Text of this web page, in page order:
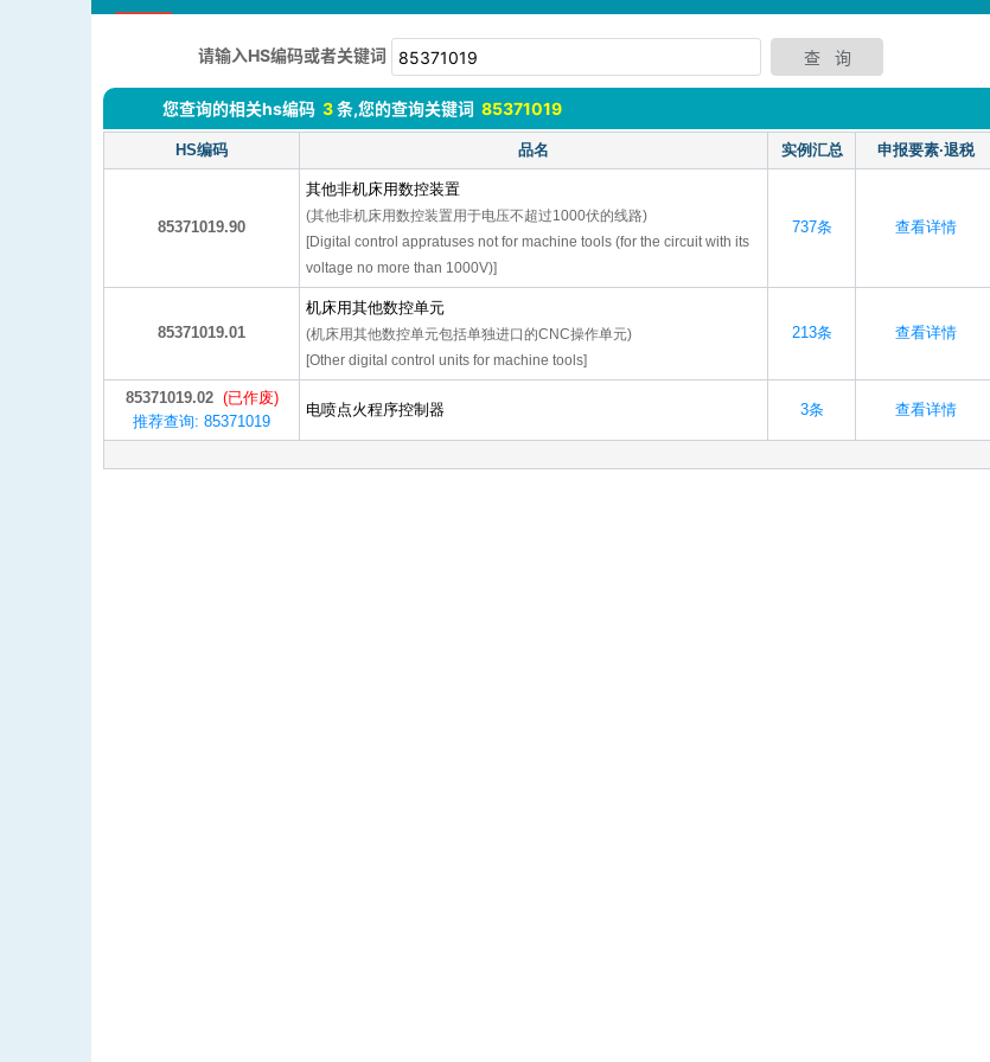
请输入HS编码或者关键词
您查询的相关hs编码 3条,您的查询关键词 85371019
HS编码 品名 实例汇总 申报要素·退税
85371019.90
其他非机床用数控装置
(其他非机床用数控装置用于电压不超过1000伏的线路)
[Digital control appratuses not for machine tools (for the circuit with its
voltage no more than 1000V)]
737条 查看详情
85371019.01
机床用其他数控单元
(机床用其他数控单元包括单独进口的CNC操作单元)
[Other digital control units for machine tools]
213条 查看详情
85371019.02 (已作废)
推荐查询: 85371019
电喷点火程序控制器 3条 查看详情